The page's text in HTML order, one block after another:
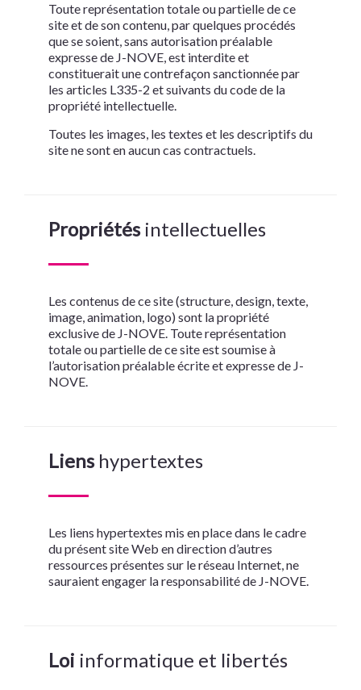
Toute représentation totale ou partielle de ce
site et de son contenu, par quelques procédés
que se soient, sans autorisation préalable
expresse de J-NOVE, est interdite et
constituerait une contrefaçon sanctionnée par
les articles L335-2 et suivants du code de la
propriété intellectuelle.
Toutes les images, les textes et les descriptifs du
site ne sont en aucun cas contractuels.
Propriétésintellectuelles
Les contenus de ce site (structure, design, texte,
image, animation, logo) sont la propriété
exclusive de J-NOVE. Toute représentation
totale ou partielle de ce site est soumise à
l’autorisation préalable écrite et expresse de J-
NOVE.
Lienshypertextes
Les liens hypertextes mis en place dans le cadre
du présent site Web en direction d’autres
ressources présentes sur le réseau Internet, ne
sauraient engager la responsabilité de J-NOVE.
Loi informatique et libertés